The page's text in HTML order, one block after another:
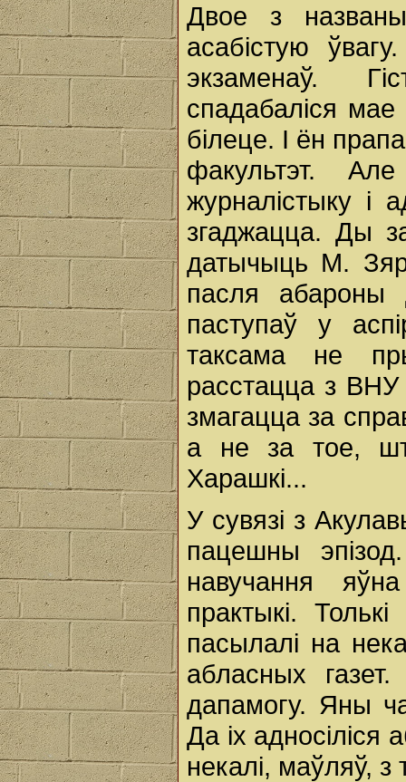
Двое з
асабістую
экзаменаў.
спадабаліся
білеце. І ён
факультэт.
журналістыку і
згаджацца. Ды
датычыць М.
пасля абароны
паступаў у
таксама не
расстацца з ВНУ
змагацца за
а не за тое,
Харашкі...
У сувязі з
пацешны
навучання
практыкі.
пасылалі на
абласных
дапамогу. Яны
Да іх
некалі, маўляў,